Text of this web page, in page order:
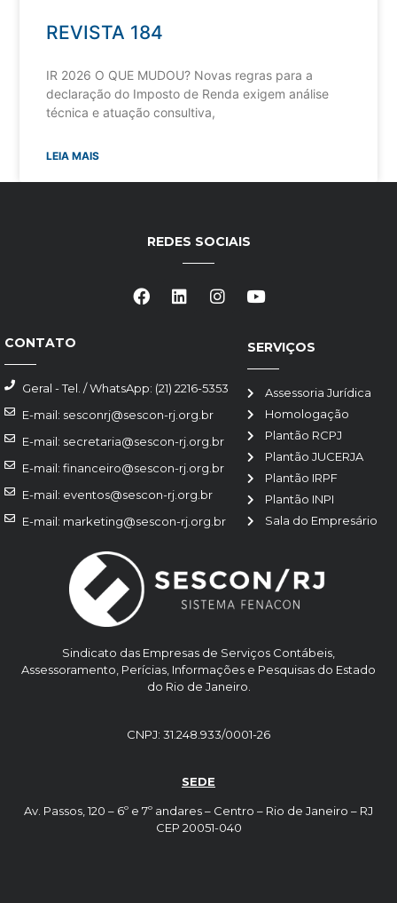
REVISTA 184
IR 2026 O QUE MUDOU? Novas regras para a
declaração do Imposto de Renda exigem análise
técnica e atuação consultiva,
LEIA MAIS
Sindicato das Empresas de Serviços Contábeis,
Assessoramento, Perícias, Informações e Pesquisas do Estado
do Rio de Janeiro.
CNPJ: 31.248.933/0001-26
SEDE
Av. Passos, 120 – 6º e 7º andares – Centro – Rio de Janeiro – RJ
CEP 20051-040
SERVIÇOS
Assessoria Jurídica
Homologação
Plantão RCPJ
Plantão JUCERJA
Plantão IRPF
Plantão INPI
Sala do Empresário
CONTATO
Geral - Tel. / WhatsApp: (21) 2216-5353
E-mail: sesconrj@sescon-rj.org.br
E-mail: secretaria@sescon-rj.org.br
E-mail: financeiro@sescon-rj.org.br
E-mail: eventos@sescon-rj.org.br
E-mail: marketing@sescon-rj.org.br
REDES SOCIAIS